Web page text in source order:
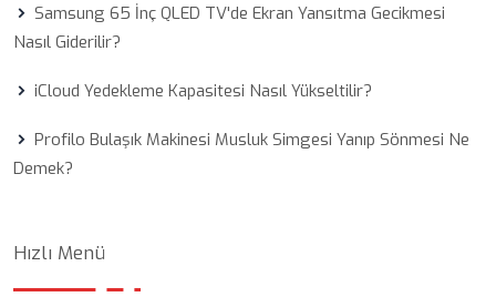
Samsung 65 İnç QLED TV'de Ekran Yansıtma Gecikmesi
Nasıl Giderilir?
iCloud Yedekleme Kapasitesi Nasıl Yükseltilir?
Profilo Bulaşık Makinesi Musluk Simgesi Yanıp Sönmesi Ne
Demek?
Hızlı Menü